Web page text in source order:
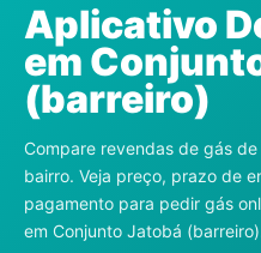
Revendedor
Notícias
Cadastre-se
Gás
Aplicativo
em
(barreiro)
Compare revendas de gás
bairro. Veja preço, prazo de
pagamento para pedir gás
em Conjunto Jatobá (barreiro)